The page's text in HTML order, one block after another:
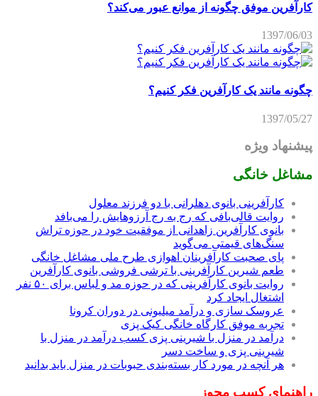
کارآفرین موفق چگونه از موانع عبور می‌کند؟
1397/06/03
چگونه مانند یک کارآفرین فکر کنیم؟
1397/05/27
پیشنهاد ویژه
مشاغل خانگی
کارآفرینی بانوی دهلرانی با دو فرزند معلول
روایت قالی‌بافی که رج به رج آرزوهایش را می‌بافد
بانوی کارآفرین زاهدانی از موفقیت خود در حوزه تراش
سنگ‌های قیمتی می‌گوید
پای صحبت کارآفرینان اهوازی طرح ملی مشاغل خانگی
طعم شیرین کارآفرینی با ترشی فروشی بانوی کارآفرین
روایت بانوی کارآفرینی که در حوزه مد و لباس برای ۵۰ نفر
اشتغال ایجاد کرد
عروسک سازی و درآمد میلیونی در دوران کرونا
تجربه موفق کارگاه خانگی کیک پزی
درآمد در منزل با شیرینی پزی کسب درآمد در منزل با
شیرینی پزی و ساخت دسر
هر آنچه در مورد کار بسته‌بندی حبوبات در منزل باید بدانید
راهنمای کسب مجوز